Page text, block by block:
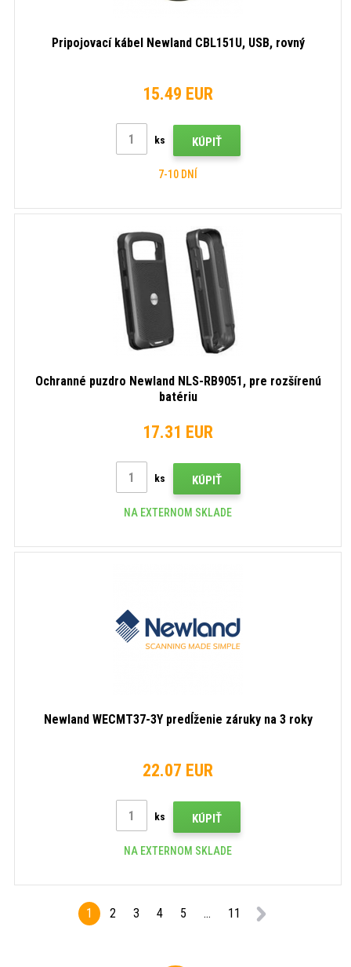
Pripojovací kábel Newland CBL151U, USB, rovný
15.49 EUR
ks KÚPIŤ
7-10 DNÍ
Ochranné puzdro Newland NLS-RB9051, pre rozšírenú
batériu
17.31 EUR
ks KÚPIŤ
NA EXTERNOM SKLADE
Newland WECMT37-3Y predĺženie záruky na 3 roky
22.07 EUR
ks KÚPIŤ
NA EXTERNOM SKLADE
1 2 3 4 5 ... 11